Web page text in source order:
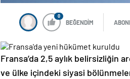
0
BEĞENDİM
Fransa’da 2,5 aylık belirsizliğin
ve ülke içindeki siyasi